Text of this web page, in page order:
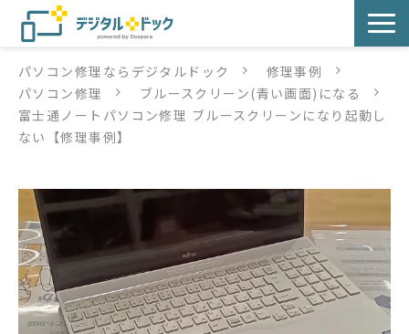
パソコン修理
サービス
店舗紹介
デジタルドックブログ
パソコン修理ならデジタルドック
修理事例
パソコン修理
ブルースクリーン(青い画面)になる
富士通ノートパソコン修理 ブルースクリーンになり起動し
ない【修理事例】